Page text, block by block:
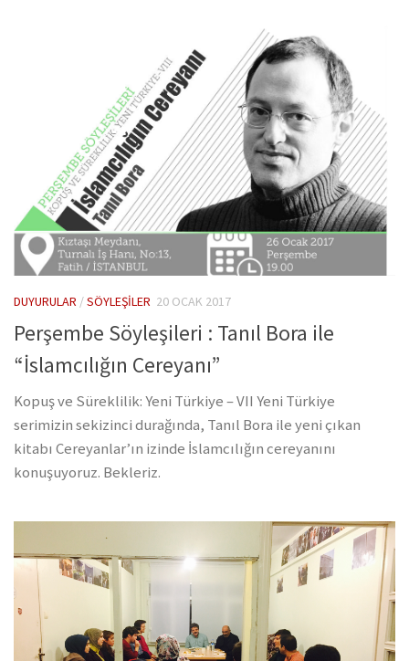
DUYURULAR /SÖYLEŞILER 20 OCAK 2017
Perşembe Söyleşileri : Tanıl Bora ile
“İslamcılığın Cereyanı”
Kopuş ve Süreklilik: Yeni Türkiye – VII Yeni Türkiye
serimizin sekizinci durağında, Tanıl Bora ile yeni çıkan
kitabı Cereyanlar’ın izinde İslamcılığın cereyanını
konuşuyoruz. Bekleriz.